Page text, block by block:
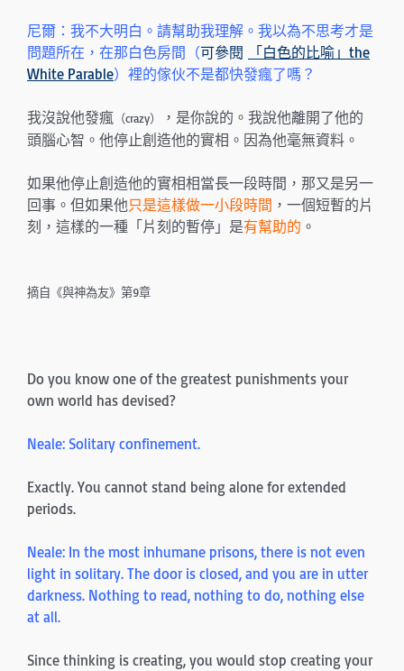
尼爾：我不大明白。請幫助我理解。我以為不思考才是
問題所在，在那白色房間（可參閱
「白色的比喻」the
White Parable）裡的傢伙不是都快發瘋了嗎？
我沒說他發瘋 （crazy）
，是你說的。我說他離開了他的
頭腦心智。他停止創造他的實相。因為他毫無資料。
如果他停止創造他的實相相當長一段時間，那又是另一
回事。但如果他只是這樣做一小段時間 ，一個短暫的片
刻，這樣的一種「片刻的暫停」是有幫助的 。
摘自《與神為友》第9章
Do you know one of the greatest punishments your
own world has devised?
Neale: Solitary confinement.
Exactly. You cannot stand being alone for extended
periods.
Neale: In the most inhumane prisons, there is not even
light in soli­tary. The door is closed, and you are in utter
darkness. Nothing to read, nothing to do, nothing else
at all.
Since thinking is creating, you would stop creating your